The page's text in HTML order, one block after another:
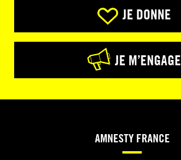
JE DONNE
JE M’ENGAGE
AMNESTY FRANCE